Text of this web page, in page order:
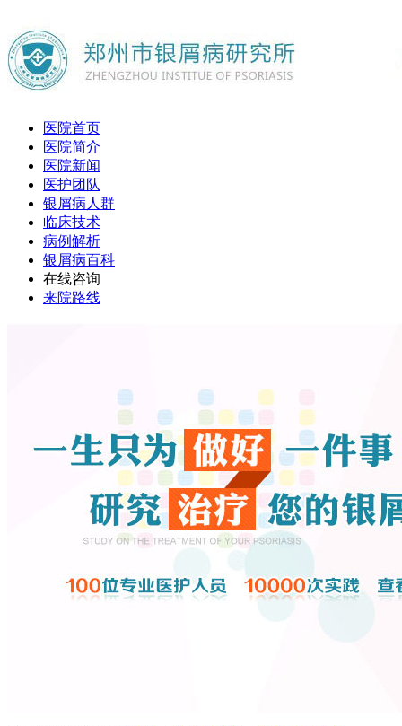
医院首页
医院简介
医院新闻
医护团队
银屑病人群
临床技术
病例解析
银屑病百科
在线咨询
来院路线